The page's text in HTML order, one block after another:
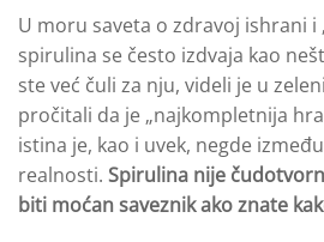
U moru saveta o zdravoj ishrani i
spirulina se često izdvaja kao
ste već čuli za nju, videli je u
pročitali da je „najkompletnija
istina je, kao i uvek, negde
realnosti. Spirulina nije
biti moćan saveznik akoznate